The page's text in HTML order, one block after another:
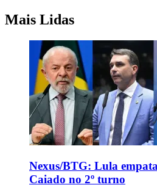
Mais Lidas
Nexus/BTG: Lula
Caiado no 2º turno